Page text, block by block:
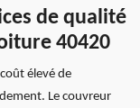
de qualité
40420
élevé de
Le couvreur